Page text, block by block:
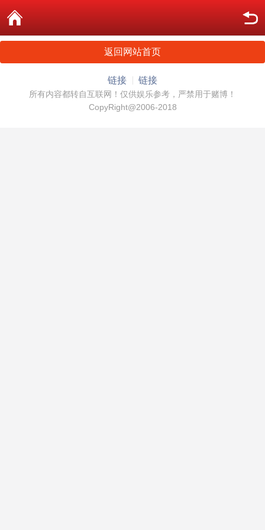
返回网站首页
链接 链接
所有内容都转自互联网！仅供娱乐参考，严禁用于赌博！
CopyRight@2006-2018